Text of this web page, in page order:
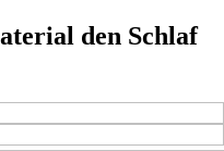
den Schlaf